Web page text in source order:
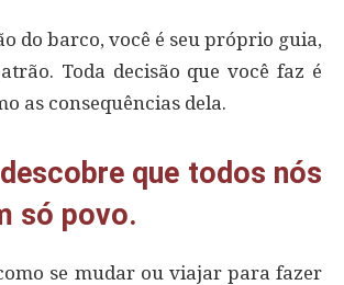
do barco, você é seu próprio guia,
Toda decisão que você faz é
as consequências dela.
que todos nós
só povo.
se mudar ou viajar para fazer